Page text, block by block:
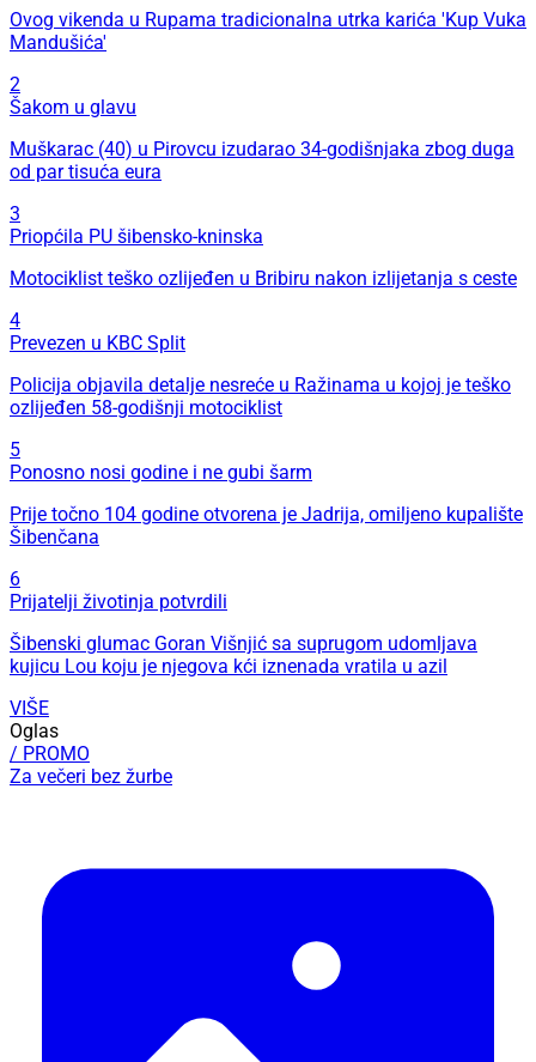
Ovog vikenda u Rupama tradicionalna utrka karića 'Kup Vuka
Mandušića'
2
Šakom u glavu
Muškarac (40) u Pirovcu izudarao 34-godišnjaka zbog duga
od par tisuća eura
3
Priopćila PU šibensko-kninska
Motociklist teško ozlijeđen u Bribiru nakon izlijetanja s ceste
4
Prevezen u KBC Split
Policija objavila detalje nesreće u Ražinama u kojoj je teško
ozlijeđen 58-godišnji motociklist
5
Ponosno nosi godine i ne gubi šarm
Prije točno 104 godine otvorena je Jadrija, omiljeno kupalište
Šibenčana
6
Prijatelji životinja potvrdili
Šibenski glumac Goran Višnjić sa suprugom udomljava
kujicu Lou koju je njegova kći iznenada vratila u azil
VIŠE
Oglas
/ PROMO
Za večeri bez žurbe